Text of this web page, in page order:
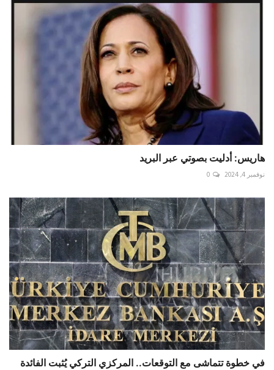
هاريس: أدليت بصوتي عبر البريد
نوفمبر 4, 2024 0
في خطوة تتماشى مع التوقعات.. المركزي التركي يُثبت الفائدة